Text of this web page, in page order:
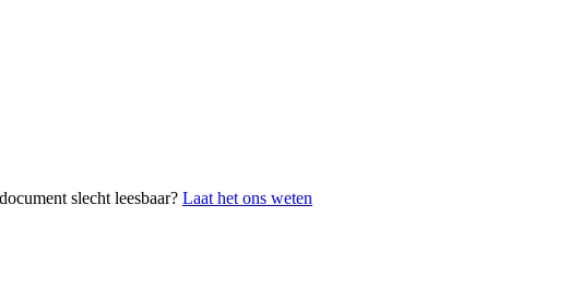
slecht leesbaar? Laat het ons weten